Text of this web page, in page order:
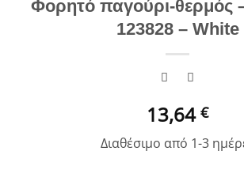
Φορητό παγούρι-θερμός
123828 – White
13,64 €
Διαθέσιμο από 1-3